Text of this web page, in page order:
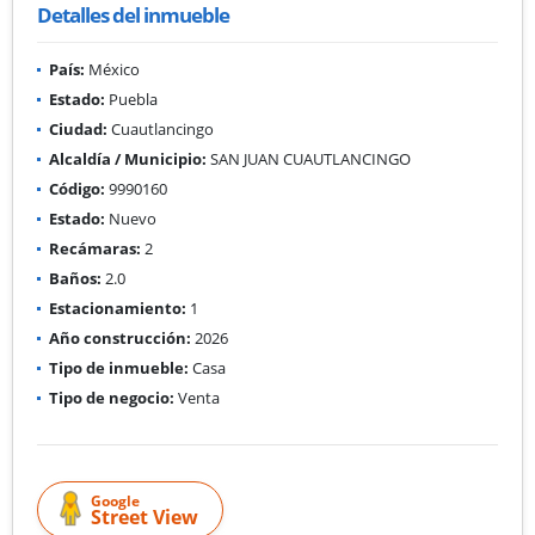
Detalles del inmueble
País: México
Estado: Puebla
Ciudad: Cuautlancingo
Alcaldía / Municipio: SAN JUAN CUAUTLANCINGO
Código: 9990160
Estado: Nuevo
Recámaras: 2
Baños: 2.0
Estacionamiento: 1
Año construcción: 2026
Tipo de inmueble: Casa
Tipo de negocio: Venta
Google
Street View